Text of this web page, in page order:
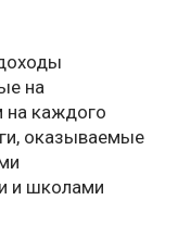
на
на каждого
оказываемые
и школами